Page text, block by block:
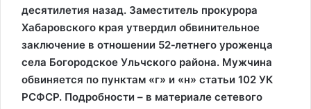
десятилетия назад. Заместитель прокурора
Хабаровского края утвердил обвинительное
заключение в отношении 52‑летнего уроженца
села Богородское Ульчского района. Мужчина
обвиняется по пунктам «г» и «н» статьи 102 УК
РСФСР. Подробности – в материале сетевого